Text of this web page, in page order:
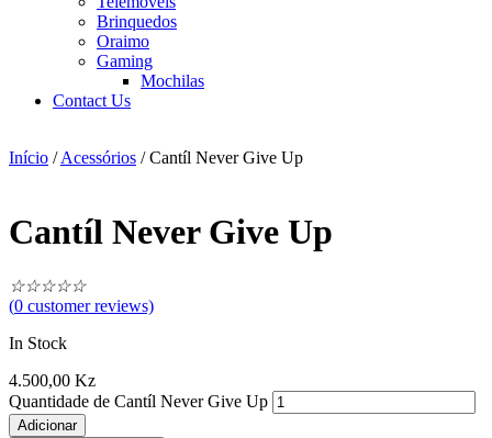
Brinquedos
Oraimo
Gaming
Mochilas
Contact Us
Início /Acessórios / Cantíl Never Give Up
Cantíl Never Give Up
☆☆☆☆☆
(0 customer reviews)
In Stock
4.500,00 Kz
Quantidade de Cantíl Never Give Up
Adicionar